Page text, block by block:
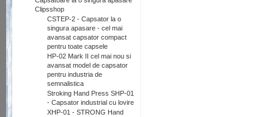
Clipsshop
CSTEP-2 - Capsator la o
singura apasare - cel mai
avansat capsator compact
pentru toate capsele
HP-02 Mark II cel mai nou si
avansat model de capsator
pentru industria de
semnalistica
Stroking Hand Press SHP-01
- Capsator industrial cu lovire
XHP-01 - STRONG Hand